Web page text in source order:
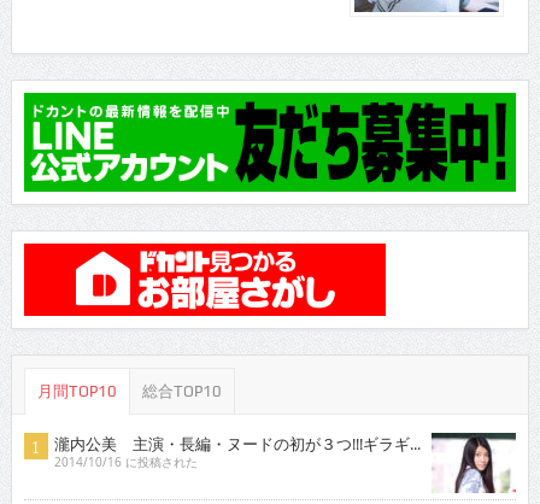
月間TOP10 総合TOP10
瀧内公美 主演・長編・ヌードの初が３つ!!!ギラギ...
2014/10/16 に投稿された